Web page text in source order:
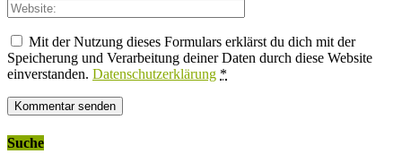
Mit der Nutzung dieses Formulars erklärst du dich mit der
Speicherung und Verarbeitung deiner Daten durch diese Website
einverstanden. Datenschutzerklärung *
Suche